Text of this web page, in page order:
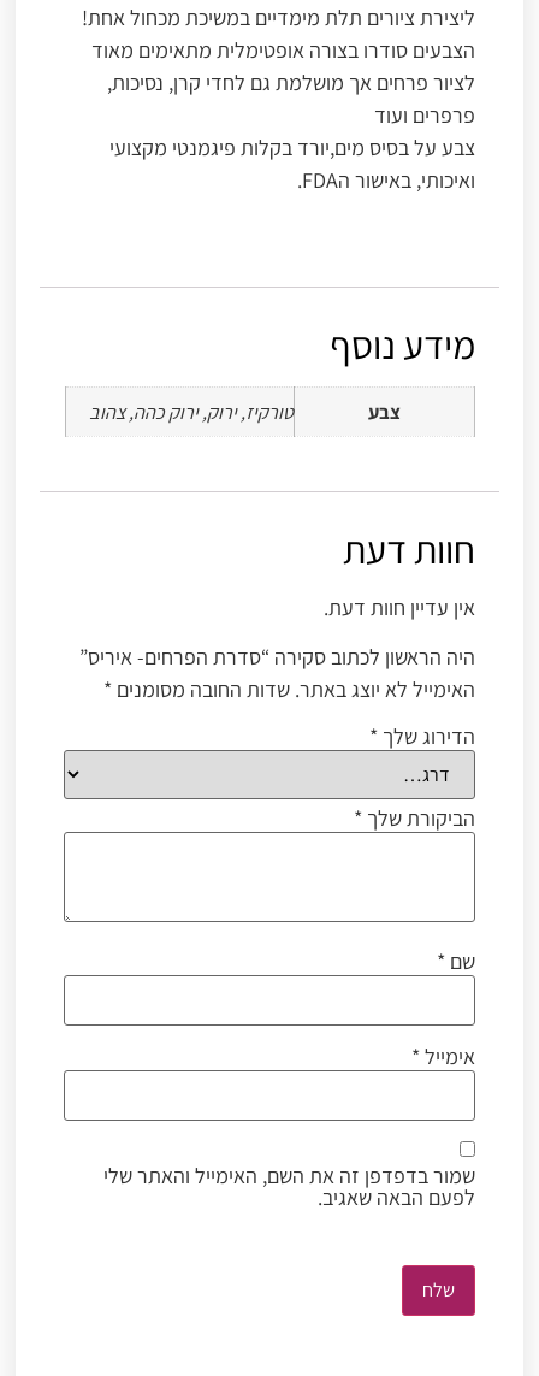
ליצירת ציורים תלת מימדיים במשיכת מכחול אחת!
הצבעים סודרו בצורה אופטימלית מתאימים מאוד
לציור פרחים אך מושלמת גם לחדי קרן, נסיכות,
פרפרים ועוד
צבע על בסיס מים,יורד בקלות פיגמנטי מקצועי
ואיכותי, באישור הFDA.
מידע נוסף
צבע טורקיז, ירוק, ירוק כהה, צהוב
חוות דעת
אין עדיין חוות דעת.
היה הראשון לכתוב סקירה “סדרת הפרחים- איריס”
האימייל לא יוצג באתר. שדות החובה מסומנים *
הדירוג שלך *
הביקורת שלך *
שם *
אימייל*
שמור בדפדפן זה את השם, האימייל והאתר שלי
לפעם הבאה שאגיב.